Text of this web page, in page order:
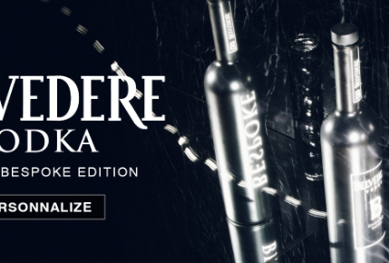
SPRITZ ŽESTOKA PIĆA ČAŠE I DEKANTERI
RIEDEL BAR Sour glass
RIEDEL BAR Sour glass